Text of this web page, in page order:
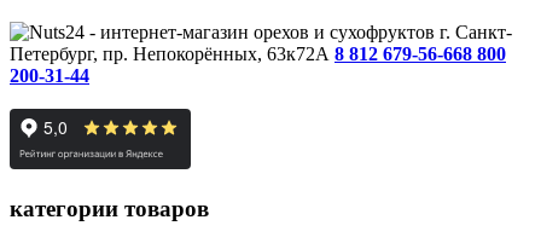
г. Санкт-
Петербург, пр. Непокорённых, 63к72А 8 812 679-56-668 800
200-31-44
категории товаров